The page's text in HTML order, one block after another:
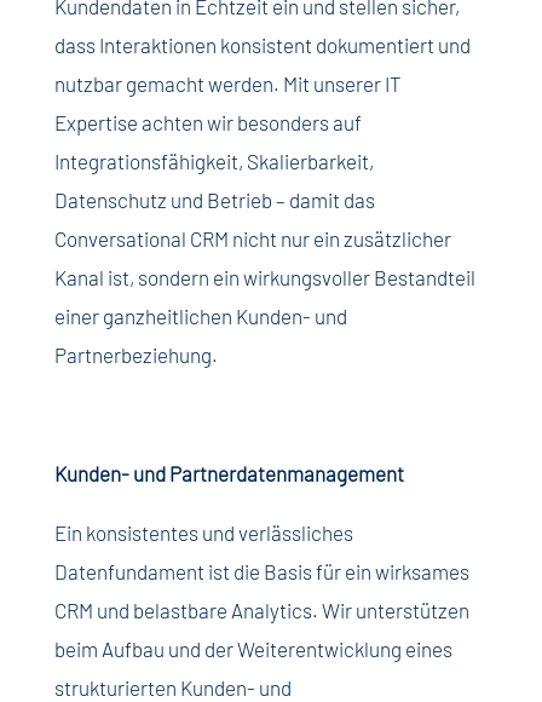
Kundendaten in Echtzeit ein und stellen sicher,
dass Interaktionen konsistent dokumentiert und
nutzbar gemacht werden. Mit unserer IT
Expertise achten wir besonders auf
Integrationsfähigkeit, Skalierbarkeit,
Datenschutz und Betrieb – damit das
Conversational CRM nicht nur ein zusätzlicher
Kanal ist, sondern ein wirkungsvoller Bestandteil
einer ganzheitlichen Kunden- und
Partnerbeziehung.
Kunden- und Partnerdatenmanagement
Ein konsistentes und verlässliches
Datenfundament ist die Basis für ein wirksames
CRM und belastbare Analytics. Wir unterstützen
beim Aufbau und der Weiterentwicklung eines
strukturierten Kunden- und